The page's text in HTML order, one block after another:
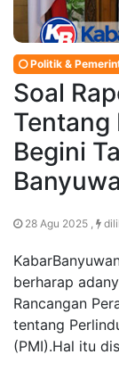
Politik &
Soal
Tentang
Begini
28 Agu 2025 ,
berharap
Rancangan
tentang
(PMI).Hal itu